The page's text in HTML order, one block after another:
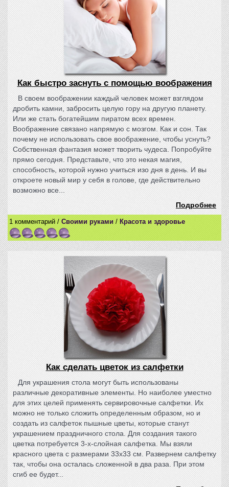
Как быстро заснуть с помощью воображения
В своем воображении каждый человек может взглядом
дробить камни, забросить целую гору на другую планету.
Или же стать богатейшим пиратом всех времен.
Воображение связано напрямую с мозгом. Как и сон. Так
почему не использовать свое воображение, чтобы уснуть?
Собственная фантазия может творить чудеса. Попробуйте
прямо сегодня. Представьте, что это некая магия,
способность, которой нужно учиться изо дня в день. И вы
откроете новый мир у себя в голове, где действительно
возможно все...
Подробнее
1 комментарий / Своими руками / Красота и здоровье
Как сделать цветок из салфетки
Для украшения стола могут быть использованы
различные декоративные элементы. Но наиболее уместно
для этих целей применять сервировочные салфетки. Их
можно не только сложить определенным образом, но и
создать из салфеток пышные цветы, которые станут
украшением праздничного стола. Для создания такого
цветка потребуется 3-х-слойная салфетка. Мы взяли
красного цвета с размерами 33х33 см. Развернем салфетку
так, чтобы она осталась сложенной в два раза. При этом
сгиб ее будет...